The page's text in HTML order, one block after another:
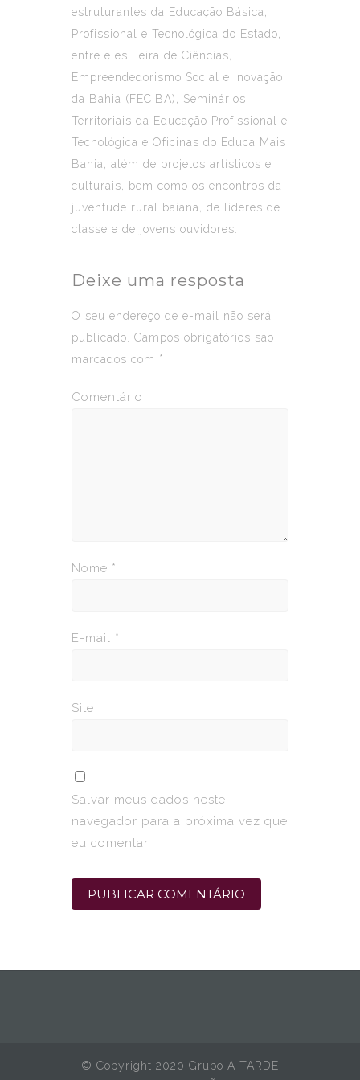
estruturantes da Educação Básica,
Profissional e Tecnológica do Estado,
entre eles Feira de Ciências,
Empreendedorismo Social e Inovação
da Bahia (FECIBA), Seminários
Territoriais da Educação Profissional e
Tecnológica e Oficinas do Educa Mais
Bahia, além de projetos artísticos e
culturais, bem como os encontros da
juventude rural baiana, de líderes de
classe e de jovens ouvidores.
Deixe uma resposta
O seu endereço de e-mail não será
publicado.
Campos obrigatórios são
marcados com *
Comentário
Nome *
E-mail *
Site
Salvar meus dados neste
navegador para a próxima vez que
eu comentar.
© Copyright 2020 Grupo A TARDE